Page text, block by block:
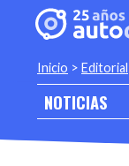
Inicio > Editorial
NOTICIAS